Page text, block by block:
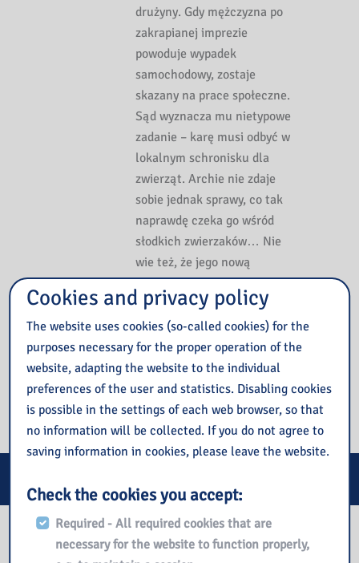
drużyny. Gdy mężczyzna po
zakrapianej imprezie
powoduje wypadek
samochodowy, zostaje
skazany na prace społeczne.
Sąd wyznacza mu nietypowe
zadanie – karę musi odbyć w
lokalnym schronisku dla
zwierząt. Archie nie zdaje
sobie jednak sprawy, co tak
naprawdę czeka go wśród
słodkich zwierzaków… Nie
wie też, że jego nową
przełożoną okaże się Holly,
która zaplanowała już swoją
vendettę.
Książkę znajdzieszTUTAJ
Our library
Cookies and privacy policy
The website uses cookies (so-called cookies) for the
purposes necessary for the proper operation of the
website, adapting the website to the individual
preferences of the user and statistics. Disabling cookies
is possible in the settings of each web browser, so that
no information will be collected. If you do not agree to
saving information in cookies, please leave the website.
Check the cookies you accept:
Required - All required cookies that are
necessary for the website to function properly,